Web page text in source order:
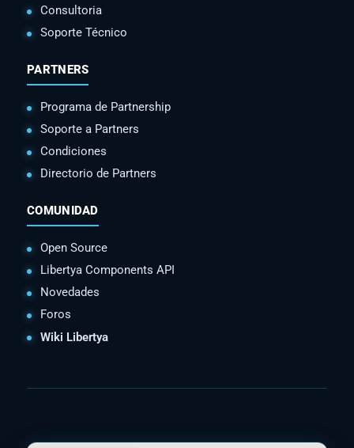
Consultoria
Soporte Técnico
PARTNERS
Programa de Partnership
Soporte a Partners
Condiciones
Directorio de Partners
COMUNIDAD
Open Source
Libertya Components API
Novedades
Foros
Wiki Libertya